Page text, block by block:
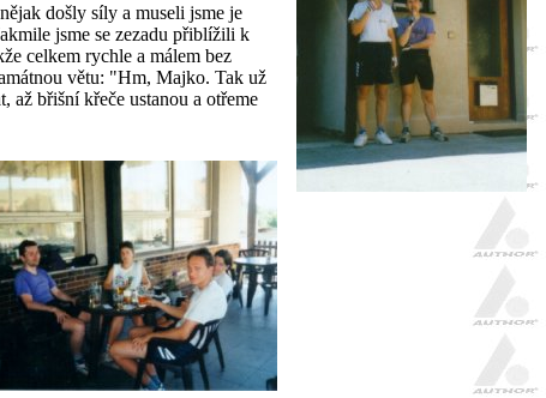
došly síly a museli jsme je
jsme se zezadu přiblížili k
celkem rychle a málem bez
větu: "Hm, Majko. Tak už
až břišní křeče ustanou a otřeme